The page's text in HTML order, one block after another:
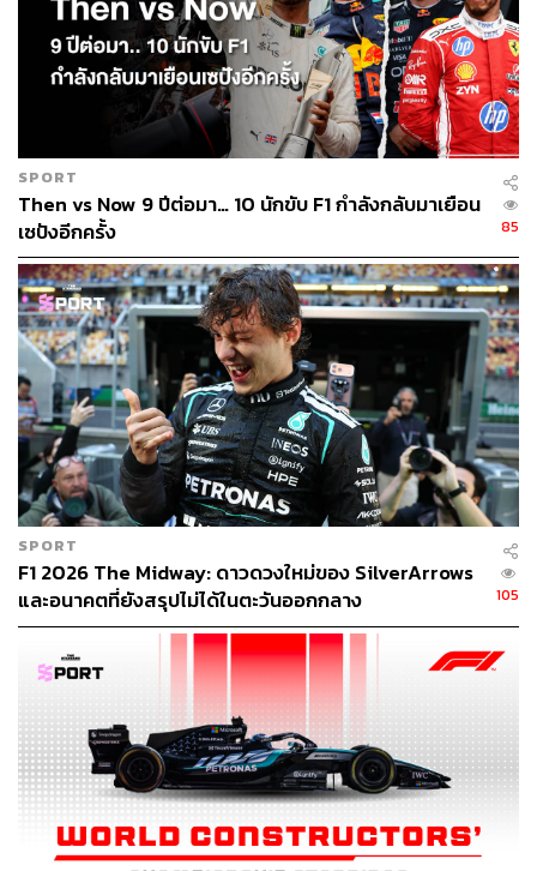
แม้อันโตเนลลีจะออกตัวได้ช้ากว่าเล็กน้อย แต่อาศัยความนิ่ง
และการรักษาไลน์การขับที่ดี ทำให้เขาสามารถรักษา
ตำแหน่งผู้นำไว้ได้จนจบการแข่งขัน
แต่แม้รถทุกคันจะเข้าเส้นชัยไปแล้ว ยังมีเรื่องราวการแจก
โทษที่ต้องทำให้แฟนๆ ต้องมารอลุ้นอันดับนักแข่งที่ตัวเอง
เชียร์กันหลังจากนั้น
และเรื่องโทษตรงนี้เองก็เป็นอีกหนึ่งในความวุ่นวายที่เกิดขึ้น
โดยในเรซนี้มีนักขับถึง 8 รายที่โดนโทษ และมีการลงโทษ
มากถึง 11 ครั้ง
เซร์คิโอ เปเรซ น่าจะเป็นคนที่โดนเล่นงานจากการลงโทษ
หนักหน่วงที่สุด โดยนอกจากจะโดนลงโทษมากถึง 3 กระทง
แล้ว ผลกระทบจากโทษยังทำให้เขาอดได้แต้มแรกให้ทีมคาดิ
ลแลค หลังโดนปรับ 10 วิฯ เนื่องจากจอดรถผิดตำแหน่งตอนรี
สตาร์ท
ขณะที่โทษยอดฮิตในเรซนี้คือโทษทำผิดกฎความเร็วในพิต
เลน โดยส่วนมากเกิดจากการขับตัดเส้นสีขาวในพิตเลน
เพราะในปีนี้พื้นที่พิตเลนช่วงท้ายใกล้กับบริเวณของทีม คาดิล
แลค มีลักษณะเปิดกว้างขึ้นกว่าปีก่อน ๆ ทำให้นักแข่งมักจะ
ขับตัดเส้นสีขาวที่กำหนดเพื่อหาเส้นทางที่สั้นที่สุด
คนที่เสียหายที่สุดจากการโดนโทษนี้คือ ปิแอร์ แกสลีย์ นักขับ
ฝรั่งเศสจากทีมอัลพีน ที่เป็นผู้ที่ได้รับผลกระทบหนักที่สุด โดย
ถูกลงโทษถึง 2 ครั้ง ทำให้เขาสูญเสียตำแหน่งบนโพเดียม
จากอันดับ 3 ตกไปอยู่อันดับ 7
SPORT
Then vs Now 9 ปีต่อมา… 10 นักขับ F1 กำลังกลับมาเยือน
เซปังอีกครั้ง
85
SPORT
F1 2026 The Midway: ดาวดวงใหม่ของ SilverArrows
และอนาคตที่ยังสรุปไม่ได้ในตะวันออกกลาง
105